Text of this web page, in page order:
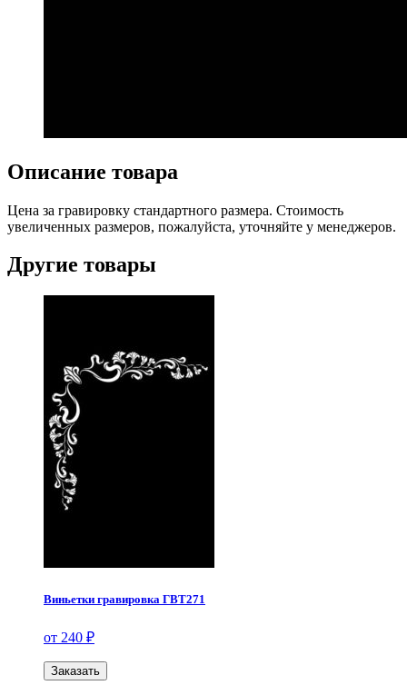
Описание товара
Цена за гравировку стандартного размера. Стоимость
увеличенных размеров, пожалуйста, уточняйте у менеджеров.
Другие товары
Виньетки гравировка ГВТ271
от 240 ₽
Заказать